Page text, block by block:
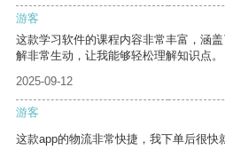
游客
这款学习软件的课程内容非常丰富，涵
解非常生动，让我能够轻松理解知识点。
2025-09-12
游客
这款app的物流非常快捷，我下单后很快